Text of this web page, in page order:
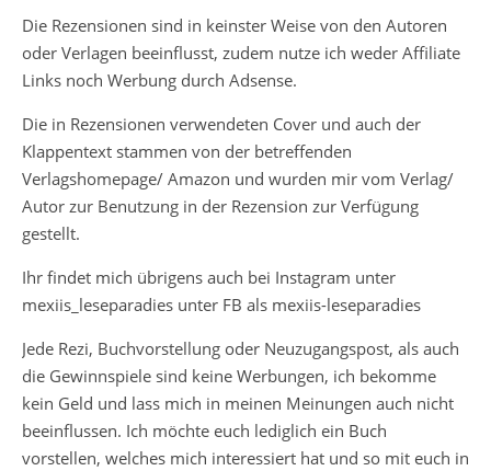
Die Rezensionen sind in keinster Weise von den Autoren
oder Verlagen beeinflusst, zudem nutze ich weder Affiliate
Links noch Werbung durch Adsense.
Die in Rezensionen verwendeten Cover und auch der
Klappentext stammen von der betreffenden
Verlagshomepage/ Amazon und wurden mir vom Verlag/
Autor zur Benutzung in der Rezension zur Verfügung
gestellt.
Ihr findet mich übrigens auch bei Instagram unter
mexiis_leseparadies unter FB als mexiis-leseparadies
Jede Rezi, Buchvorstellung oder Neuzugangspost, als auch
die Gewinnspiele sind keine Werbungen, ich bekomme
kein Geld und lass mich in meinen Meinungen auch nicht
beeinflussen. Ich möchte euch lediglich ein Buch
vorstellen, welches mich interessiert hat und so mit euch in